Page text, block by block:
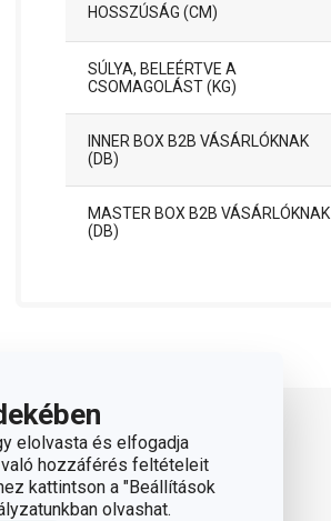
elolvasta és elfogadja
hozzáférés feltételeit
kattintson a "Beállítások
olvashat.
HOSSZÚSÁG (CM)
SÚLYA, BELEÉRTVE A
CSOMAGOLÁST (KG)
INNER BOX B2B VÁSÁRLÓKNAK
(DB)
MASTER BOX B2B VÁSÁRLÓKNAK
(DB)